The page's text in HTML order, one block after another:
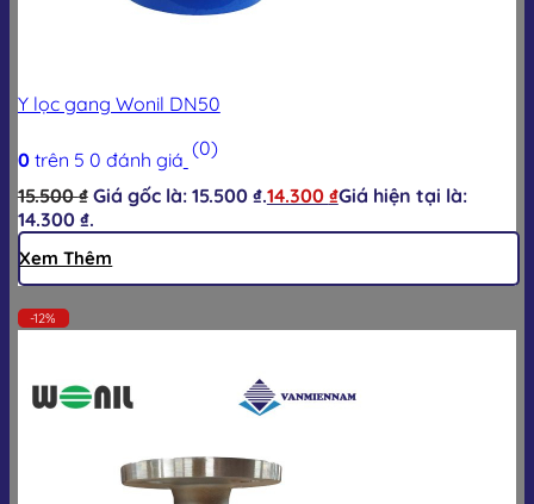
Y lọc gang Wonil DN50
0trên 5 0 đánh giá (0)
15.500₫ Giá gốc là: 15.500 ₫.14.300 ₫Giá hiện tại là:
14.300 ₫.
Xem Thêm
-12%